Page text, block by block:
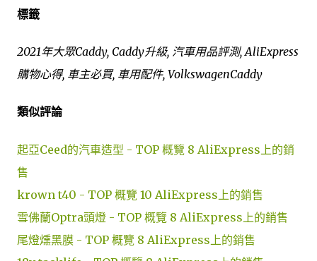
標籤
2021年大眾Caddy, Caddy升級, 汽車用品評測, AliExpress
購物心得, 車主必買, 車用配件, VolkswagenCaddy
類似評論
起亞Ceed的汽車造型 - TOP 概覽 8 AliExpress上的銷
售
krown t40 - TOP 概覽 10 AliExpress上的銷售
雪佛蘭Optra頭燈 - TOP 概覽 8 AliExpress上的銷售
尾燈燻黑膜 - TOP 概覽 8 AliExpress上的銷售